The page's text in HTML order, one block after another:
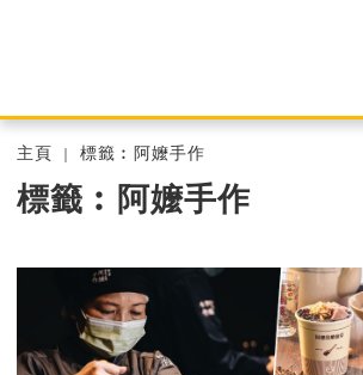
主頁 標籤︰阿嬤手作
標籤︰阿嬤手作